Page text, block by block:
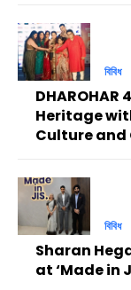
বিবিধ
Heritage
Culture and
বিবিধ
Sharan
at ‘Made in